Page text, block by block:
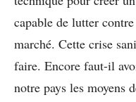
capable de lutter
marché. Cette crise
faire. Encore faut-il
notre pays les moyens